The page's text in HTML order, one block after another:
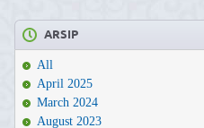
ARSIP
All
April 2025
March 2024
August 2023